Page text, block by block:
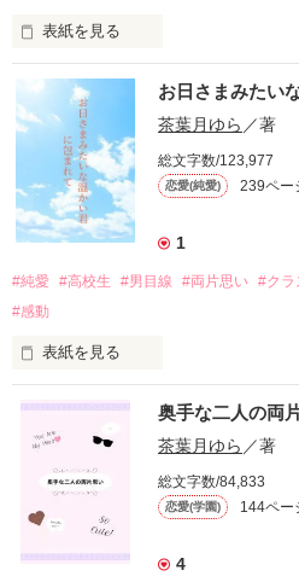
【モテテクが通用しない】
昔は優しかったのに。
どうしてこんなに冷たくなったのよ
(それはこっちのセリフだよ)
作品を
「せっかく可愛い顔してるんだから
隠してたらもったいないよ？」
「笑った顔も可愛いね」
「あ、照れてるの？　可愛い～」
恥ずかしいくらいに「可愛い」を連
期待しちゃダメ。
「お世辞じゃないよ」
「実玖ちゃん、自分の魅力に気づ
そんな真っ直ぐな目で見つめない
勘違いしちゃいます……！
「ならさ、寝つくまで一緒にいよ
「もしまた不安になったら、いつ
緊張と不安でいっぱいな私の心を
優しくほぐしてくれた。
かと思いきや……
「もー、そんなに怒んないの。
可愛い顔が台無しだぞー」
「英の手、温かいな」
「恋人繋ぎでもする？」
なんだか甘く迫られているのは気
末松 波瑠磨　すえまつ はるま
◇◇◇
ワケあり血液ランクF少女
雨村 風花
あめむら ふうか
†────†
「あと1分だけこのままでいい？」
昔と変わらないとびきり甘い笑顔で
私を優しく抱きしめる幼なじみ。
兼、初恋の男の子。
突然、親友の弟に再会しました。
◇◇◇
隙がない才色兼備
青石 清花
×
真面目で一途な小動物系男子
水沢 透瑠
みずさわ とおる
◇◇◇
数年ぶりに再会した君は、
表紙を見る
昼休み。
憧れの彼の隣で笑う、
大好きな君の横顔を眺めていた時の
「────須川の初恋っていつ？」
淡く切ない記憶。
『また会おうね』
お日さまみたい
茶葉月ゆら ／著
総文字数/123,977
恋愛(純愛) 239ペー
1
#純愛 #高校生 #男目線 #両片思い #クラ
#感動
表紙を見る
1年生の頃からずっと片想いしてい
満開の花みたいに笑う
とても優しい女の子。
奥手な二人の両
茶葉月ゆら ／著
総文字数/84,833
恋愛(学園) 144ペー
4